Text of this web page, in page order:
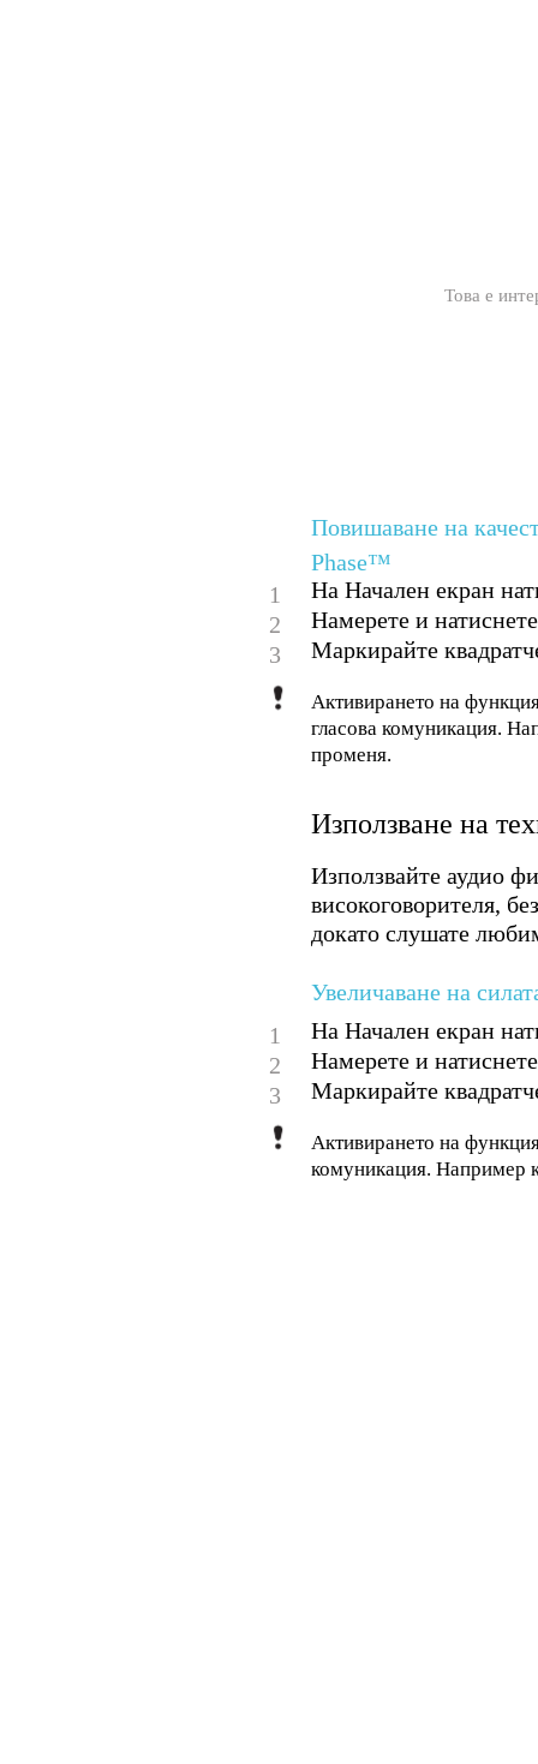
Това е
Повишаване на
Phase™
1
На Начален екран
2
Намерете и
3
Маркирайте
Активирането на
гласова комуникация.
променя.
Използване на
Използвайте аудио
високоговорителя,
докато слушате
Увеличаване на
1
На Начален екран
2
Намерете и
3
Маркирайте
Активирането на
комуникация. Например